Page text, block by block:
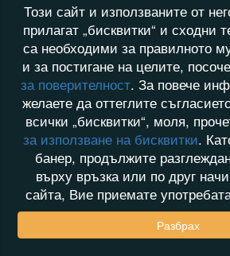
Този сайт и използваните от
прилагат „бисквитки“ и сходни
са необходими за правилното
и за постигане на целите,
за поверителност. За повече
желаете да оттеглите
всички „бисквитки“, моля,
за използване на бисквитки.
банер, продължите
върху връзка или по друг
сайта, Вие приемате
Разбрах